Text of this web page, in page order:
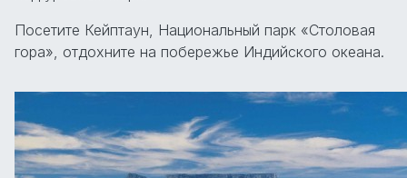
Посетите Кейптаун, Национальный парк «Столовая
гора», отдохните на побережье Индийского океана.